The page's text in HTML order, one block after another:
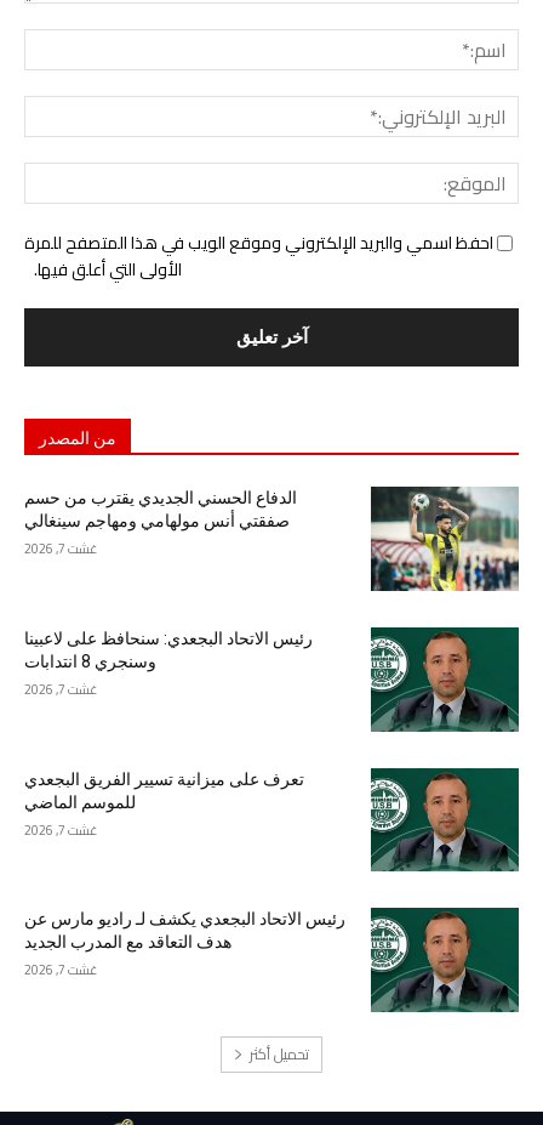
احفظ اسمي والبريد الإلكتروني وموقع الويب في هذا المتصفح للمرة
الأولى التي أعلق فيها.
من المصدر
الدفاع الحسني الجديدي يقترب من حسم
صفقتي أنس مولهامي ومهاجم سينغالي
غشت 7, 2026
رئيس الاتحاد البجعدي: سنحافظ على لاعبينا
وسنجري 8 انتدابات
غشت 7, 2026
تعرف على ميزانية تسيير الفريق البجعدي
للموسم الماضي
غشت 7, 2026
رئيس الاتحاد البجعدي يكشف لـ راديو مارس عن
هدف التعاقد مع المدرب الجديد
غشت 7, 2026
تحميل أكثر